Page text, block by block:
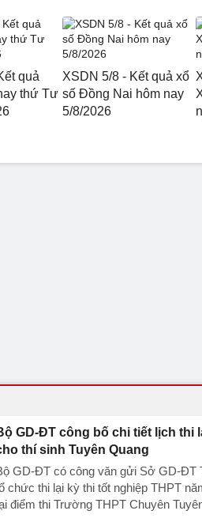
quả
thứ Tư
XSDN 5/8 - Kết quả xổ
số Đồng Nai hôm nay
5/8/2026
GD-ĐT công bố chi tiết lịch thi
thí sinh Tuyên Quang
GD-ĐT có công văn gửi Sở GD-ĐT
chức thi lại kỳ thi tốt nghiệp THPT
điểm thi Trường THPT Chuyên